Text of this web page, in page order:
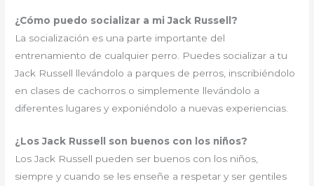
¿Cómo puedo socializar a mi Jack Russell?
La socialización es una parte importante del
entrenamiento de cualquier perro. Puedes socializar a tu
Jack Russell llevándolo a parques de perros, inscribiéndolo
en clases de cachorros o simplemente llevándolo a
diferentes lugares y exponiéndolo a nuevas experiencias.
¿Los Jack Russell son buenos con los niños?
Los Jack Russell pueden ser buenos con los niños,
siempre y cuando se les enseñe a respetar y ser gentiles